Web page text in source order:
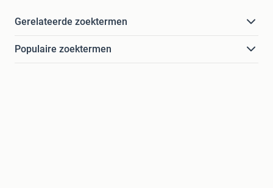
Gerelateerde zoektermen
Populaire zoektermen